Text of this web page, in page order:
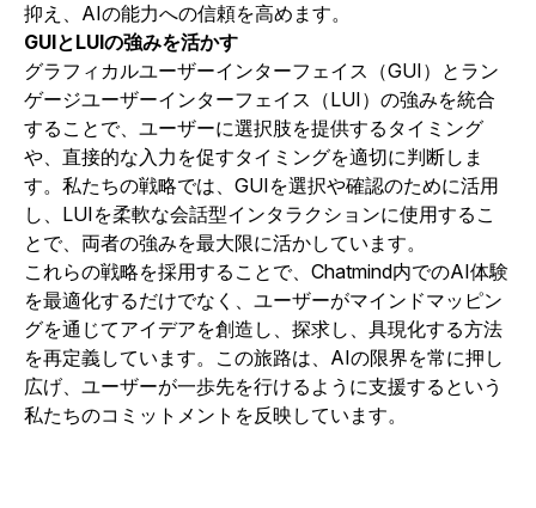
抑え、AIの能力への信頼を高めます。
GUIとLUIの強みを活かす
グラフィカルユーザーインターフェイス（GUI）とラン
ゲージユーザーインターフェイス（LUI）の強みを統合
することで、ユーザーに選択肢を提供するタイミング
や、直接的な入力を促すタイミングを適切に判断しま
す。私たちの戦略では、GUIを選択や確認のために活用
し、LUIを柔軟な会話型インタラクションに使用するこ
とで、両者の強みを最大限に活かしています。
これらの戦略を採用することで、Chatmind内でのAI体験
を最適化するだけでなく、ユーザーがマインドマッピン
グを通じてアイデアを創造し、探求し、具現化する方法
を再定義しています。この旅路は、AIの限界を常に押し
広げ、ユーザーが一歩先を行けるように支援するという
私たちのコミットメントを反映しています。